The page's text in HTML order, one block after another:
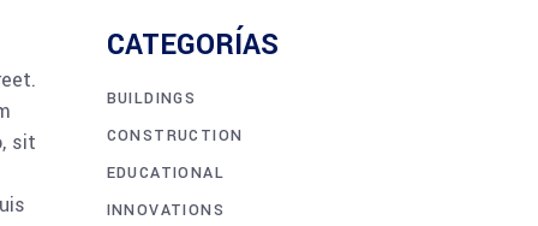
sit
CATEGORÍAS
BUILDINGS
CONSTRUCTION
EDUCATIONAL
INNOVATIONS